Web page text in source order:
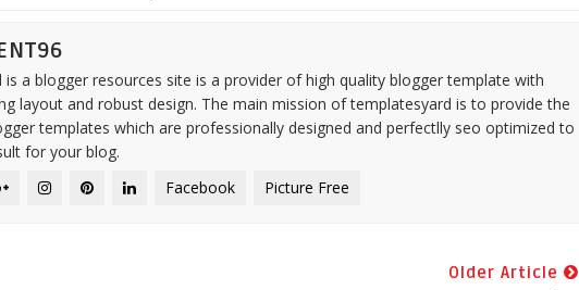
is a blogger resources site is a provider of high quality blogger template with
layout and robust design. The main mission of templatesyard is to provide the
templates which are professionally designed and perfectlly seo optimized to
for your blog.
Facebook
Picture Free
Older Article